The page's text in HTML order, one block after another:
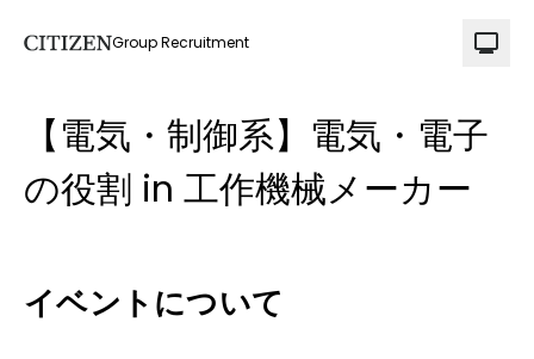
Group Recruitment
【電気・制御系】電気・電子
の役割 in 工作機械メーカー
イベントについて